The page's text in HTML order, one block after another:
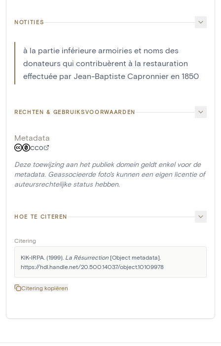
NOTITIES
à la partie inférieure armoiries et noms des
donateurs qui contribuèrent à la restauration
effectuée par Jean-Baptiste Capronnier en 1850
RECHTEN & GEBRUIKSVOORWAARDEN
Metadata
CC0
Deze toewijzing aan het publiek domein geldt enkel voor de
metadata. Geassocieerde foto's kunnen een eigen licentie of
auteursrechtelijke status hebben.
HOE TE CITEREN
Citering
KIK-IRPA. (1999). La Résurrection [Object metadata].
https://hdl.handle.net/20.500.14037/object.10109978
Citering kopiëren